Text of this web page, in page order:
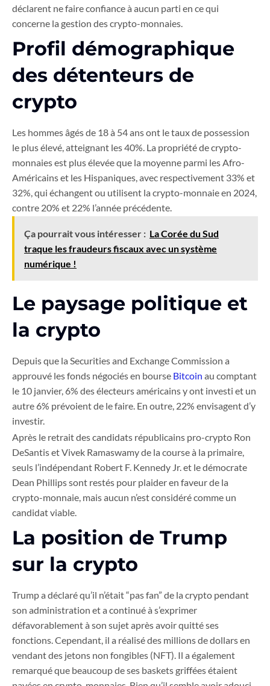
déclarent ne faire confiance à aucun parti en ce qui
concerne la gestion des crypto-monnaies.
Profil démographique
des détenteurs de
crypto
Les hommes âgés de 18 à 54 ans ont le taux de possession
le plus élevé, atteignant les 40%. La propriété de crypto-
monnaies est plus élevée que la moyenne parmi les Afro-
Américains et les Hispaniques, avec respectivement 33% et
32%, qui échangent ou utilisent la crypto-monnaie en 2024,
contre 20% et 22% l’année précédente.
Ça pourrait vous intéresser : La Corée du Sud
traque les fraudeurs fiscaux avec un système
numérique !
Le paysage politique et
la crypto
Depuis que la Securities and Exchange Commission a
approuvé les fonds négociés en bourse Bitcoin au comptant
le 10 janvier, 6% des électeurs américains y ont investi et un
autre 6% prévoient de le faire. En outre, 22% envisagent d’y
investir.
Après le retrait des candidats républicains pro-crypto Ron
DeSantis et Vivek Ramaswamy de la course à la primaire,
seuls l’indépendant Robert F. Kennedy Jr. et le démocrate
Dean Phillips sont restés pour plaider en faveur de la
crypto-monnaie, mais aucun n’est considéré comme un
candidat viable.
La position de Trump
sur la crypto
Trump a déclaré qu’il n’était “pas fan” de la crypto pendant
son administration et a continué à s’exprimer
défavorablement à son sujet après avoir quitté ses
fonctions. Cependant, il a réalisé des millions de dollars en
vendant des jetons non fongibles (NFT). Il a également
remarqué que beaucoup de ses baskets griffées étaient